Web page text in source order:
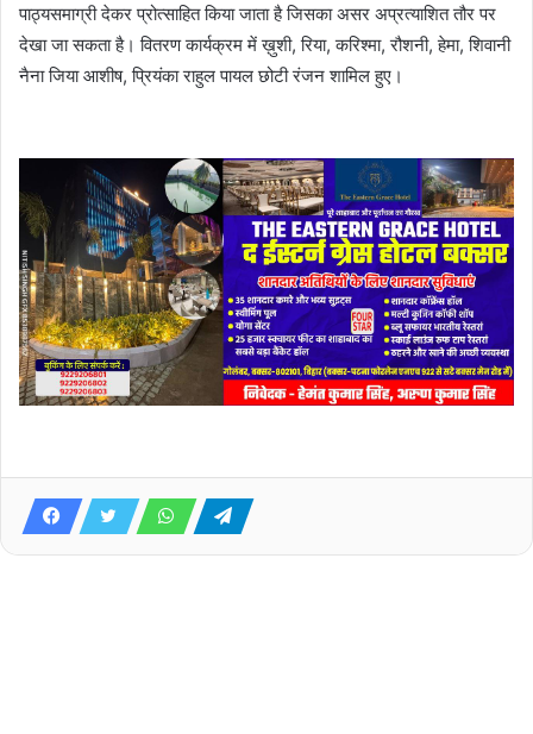
पाठ्यसमाग्री देकर प्रोत्साहित किया जाता है जिसका असर अप्रत्याशित तौर पर
देखा जा सकता है। वितरण कार्यक्रम में ख़ुशी, रिया, करिश्मा, रौशनी, हेमा, शिवानी
नैना जिया आशीष, प्रियंका राहुल पायल छोटी रंजन शामिल हुए।